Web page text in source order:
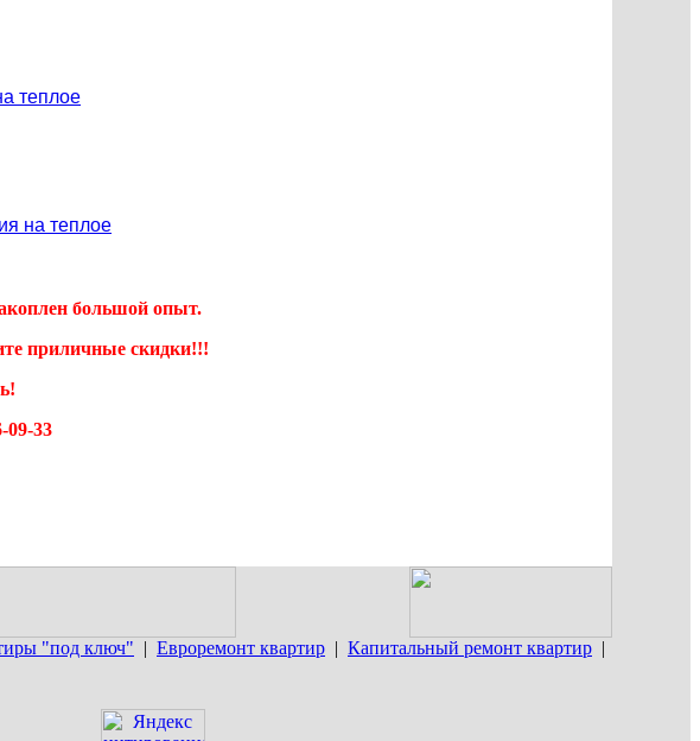
теплое
на теплое
большой опыт.
приличные скидки!!!
09-33
"под ключ" | Евроремонт квартир | Капитальный ремонт квартир |